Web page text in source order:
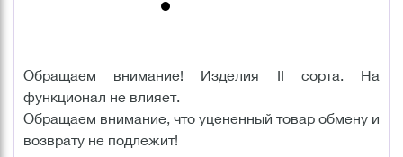
Обращаем внимание! Изделия II сорта. На
функционал не влияет.
Обращаем внимание, что уцененный товар обмену и
возврату не подлежит!